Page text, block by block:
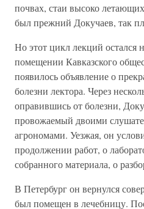
почвах, стаи высоко
был прежний Докучаев, так
Но этот цикл лекций остался
помещении Кавказского
появилось объявление о
болезни лектора. Через
оправившись от болезни,
провожаемый двоими
агрономами. Уезжая, он
продолжении работ, о
собранного материала, о
В Петербург он вернулся
был помещен в лечебницу.